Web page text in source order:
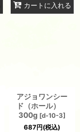
カートに入れる
アジョワンシー
ド（ホール）
300g [d-10-3]
687円(税込)